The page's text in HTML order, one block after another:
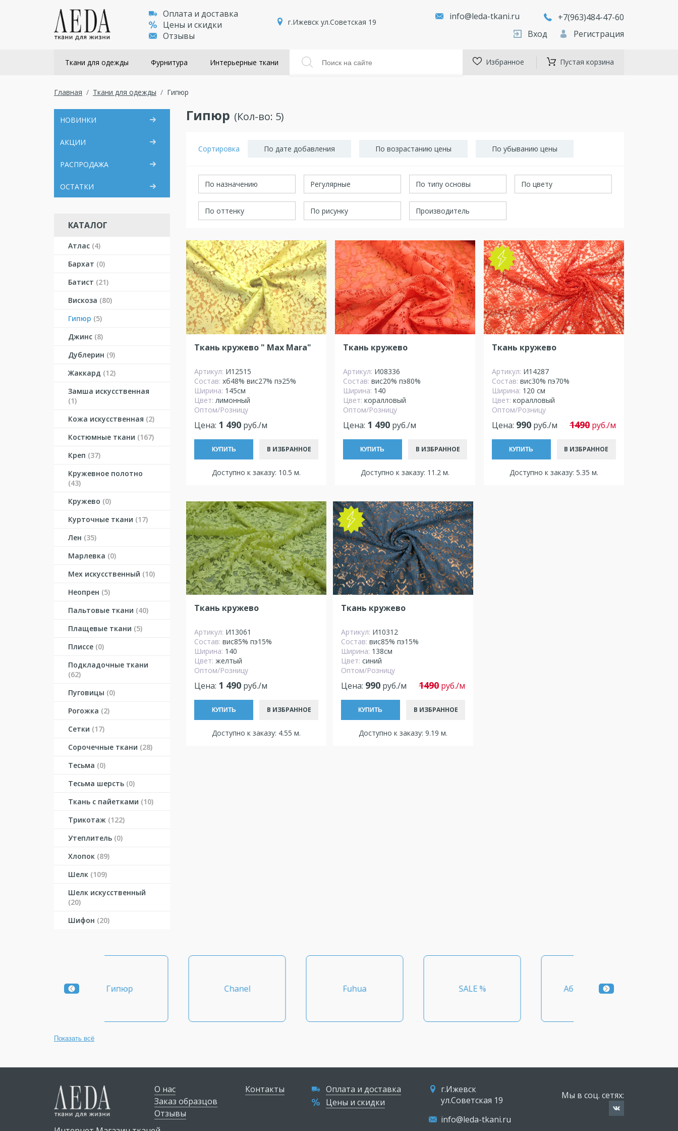
Оплата и доставка
Цены и скидки
Отзывы
г.Ижевск ул.Советская 19
info@leda-tkani.ru
+7(963)484-47-60
Вход
Регистрация
Ткани для одежды Фурнитура Интерьерные ткани Избранное Пустая корзина
Главная Ткани для одежды Гипюр
НОВИНКИ
АКЦИИ
РАСПРОДАЖА
ОСТАТКИ
КАТАЛОГ
Атлас (4)
Бархат (0)
Батист (21)
Вискоза (80)
Гипюр (5)
Джинс (8)
Дублерин (9)
Жаккард (12)
Замша искусственная
(1)
Кожа искусственная (2)
Костюмные ткани (167)
Креп (37)
Кружевное полотно
(43)
Кружево (0)
Курточные ткани (17)
Лен (35)
Марлевка (0)
Мех искусственный (10)
Неопрен (5)
Пальтовые ткани (40)
Плащевые ткани (5)
Плиссе (0)
Подкладочные ткани
(62)
Пуговицы (0)
Рогожка (2)
Сетки (17)
Сорочечные ткани (28)
Тесьма (0)
Тесьма шерсть (0)
Ткань с пайетками (10)
Трикотаж (122)
Утеплитель (0)
Хлопок (89)
Шелк (109)
Шелк искусственный
(20)
Шифон (20)
Гипюр (Кол-во: 5)
Сортировка По дате добавления По возрастанию цены По убыванию цены
По назначению Регулярные По типу основы По цвету
По оттенку По рисунку Производитель
Ткань кружево " Max Mara"
Артикул: И12515
Состав: хб48% вис27% пэ25%
Ширина: 145см
Цвет: лимонный
Оптом/Розницу
Цена: 1 490 руб./м
КУПИТЬ В ИЗБРАННОЕ
Доступно к заказу: 10.5 м.
Ткань кружево
Артикул: И08336
Состав: вис20% пэ80%
Ширина: 140
Цвет: коралловый
Оптом/Розницу
Цена: 1 490руб./м
КУПИТЬ В ИЗБРАННОЕ
Доступно к заказу: 11.2 м.
Ткань кружево
Артикул: И14287
Состав: вис30% пэ70%
Ширина: 120 см
Цвет: коралловый
Оптом/Розницу
Цена: 990руб./м 1490 руб./м
КУПИТЬ В ИЗБРАННОЕ
Доступно к заказу: 5.35 м.
Ткань кружево
Артикул: И13061
Состав: вис85% пэ15%
Ширина: 140
Цвет: желтый
Оптом/Розницу
Цена: 1 490 руб./м
КУПИТЬ В ИЗБРАННОЕ
Доступно к заказу: 4.55 м.
Ткань кружево
Артикул: И10312
Состав: вис85% пэ15%
Ширина: 138см
Цвет: синий
Оптом/Розницу
Цена: 990руб./м 1490руб./м
КУПИТЬ В ИЗБРАННОЕ
Доступно к заказу: 9.19 м.
Показать всё
О нас
Заказ образцов
Отзывы
Контакты
Оплата и доставка
Цены и скидки
г.Ижевск
ул.Советская 19
info@leda-tkani.ru
Мы в соц. сетях: